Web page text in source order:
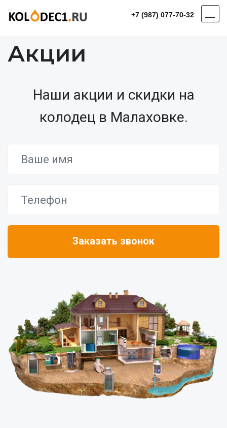
+7 (987) 077-70-32
Акции
Наши акции и скидки на
колодец в Малаховке.